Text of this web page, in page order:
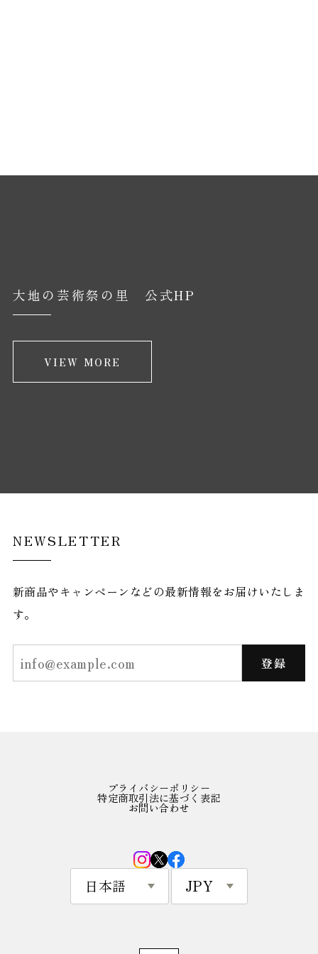
大地の芸術祭の里 公式HP
VIEW MORE
NEWSLETTER
新商品やキャンペーンなどの最新情報をお届けいたしま
す。
登録
プライバシーポリシー
特定商取引法に基づく表記
お問い合わせ